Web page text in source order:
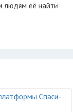
людям её найти